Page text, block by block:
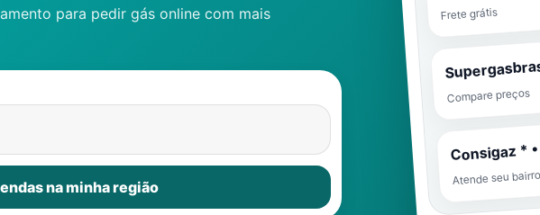
para pedir gás online com mais
na minha região
Frete grátis
Compare preços
Consigaz *
Atende seu